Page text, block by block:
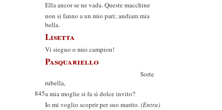
Ella ancor se ne vada. Queste macchine
non si fanno a un mio pari; andiam mia
bella.
Lisetta
Vi sieguo o mio campion!
Pasquariello
Sorte
rubella,
845a mia moglie si fa sì dolce invito?
Io mi voglio scoprir per suo marito.(Entra)